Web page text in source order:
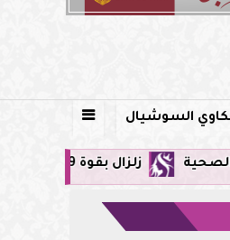
السوشيال 
سكان القاهرة وعدة محافظات.. مركزه شرق البحر المتوسط